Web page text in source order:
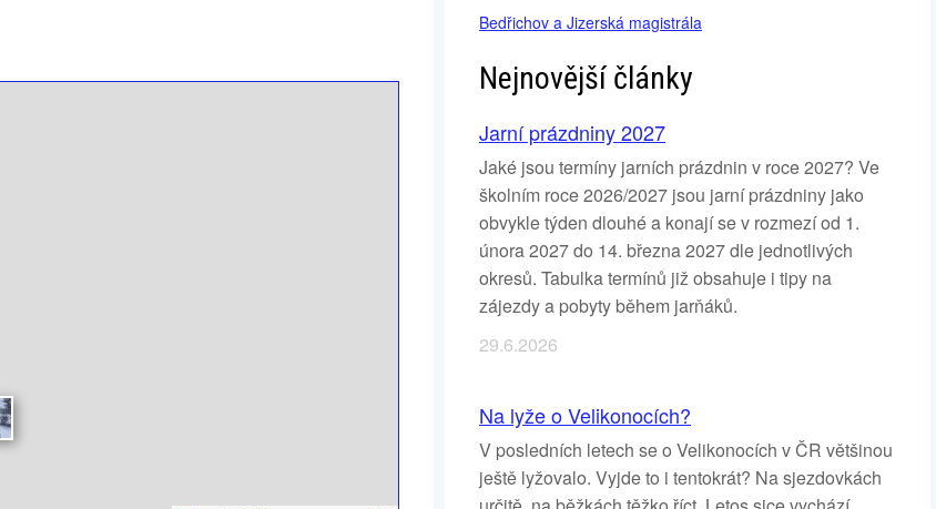
Bedřichov a Jizerská magistrála
Nejnovější články
Jarní prázdniny 2027
Jaké jsou termíny jarních prázdnin v roce 2027? Ve
školním roce 2026/2027 jsou jarní prázdniny jako
obvykle týden dlouhé a konají se v rozmezí od 1.
února 2027 do 14. března 2027 dle jednotlivých
okresů. Tabulka termínů již obsahuje i tipy na
zájezdy a pobyty během jarňáků.
29.6.2026
Na lyže o Velikonocích?
V posledních letech se o Velikonocích v ČR většinou
ještě lyžovalo. Vyjde to i tentokrát? Na sjezdovkách